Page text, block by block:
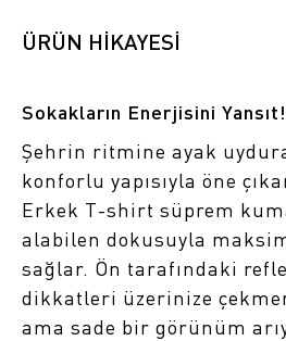
ÜRÜN HİKAYESİ
Sokakların Enerjisini Yansıt!
Şehrin ritmine ayak
konforlu yapısıyla öne
Erkek T-shirt süprem
alabilen dokusuyla
sağlar. Ön tarafındaki
dikkatleri üzerinize
ama sade bir görünüm